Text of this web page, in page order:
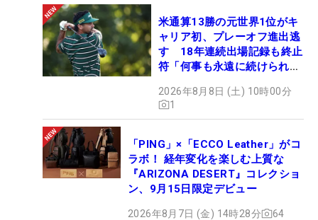
米通算13勝の元世界1位がキ
ャリア初、プレーオフ進出逃
す 18年連続出場記録も終止
符「何事も永遠に続けられな
2026年8月8日 (土) 10時00分
1
「PING」×「ECCO Leather」がコ
ラボ！ 経年変化を楽しむ上質な
『ARIZONA DESERT』コレクショ
ン、9月15日限定デビュー
2026年8月7日 (金) 14時28分 64